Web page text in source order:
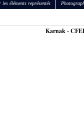
éléments représentés